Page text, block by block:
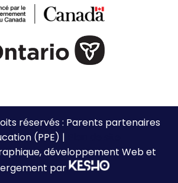
réservés : Parents partenaires
(PPE) |
développement Web et
par